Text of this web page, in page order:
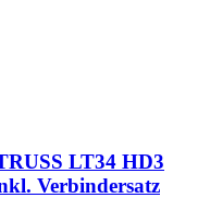
LT34 HD3
Verbindersatz